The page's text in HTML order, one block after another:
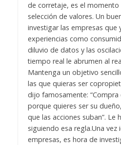
de corretaje, es el momento
selección de valores. Un
investigar las empresas que
experiencias como
diluvio de datos y las
tiempo real le abrumen al
Mantenga un objetivo
las que quieras ser
dijo famosamente: “Compra
porque quieres ser su
que las acciones suban”. Le
siguiendo esa regla.Una vez
empresas, es hora de